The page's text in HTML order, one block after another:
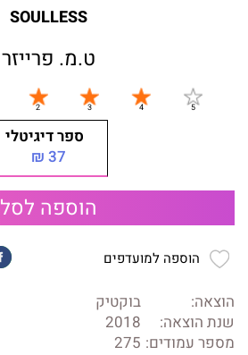
SOULLESS
ט.מ. פרייזר
ספר דיגיטלי
37 ₪
הוספה לסל
הוספה למועדפים
הוצאה:
בוקטיק
שנת הוצאה:
2018
מספר עמודים: 275